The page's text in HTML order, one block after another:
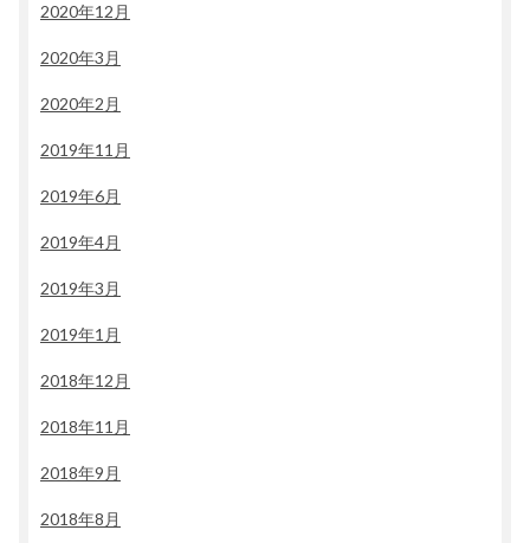
2020年12月
2020年3月
2020年2月
2019年11月
2019年6月
2019年4月
2019年3月
2019年1月
2018年12月
2018年11月
2018年9月
2018年8月